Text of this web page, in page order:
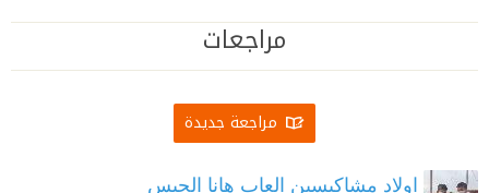
مراجعات
مراجعة جديدة
اولاد مشاكيسين العاب هانا الحبس